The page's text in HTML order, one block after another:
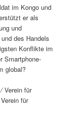
im Kongo und
er als
und
des Handels
Konflikte im
Smartphone-
global?
/Verein für
Verein für